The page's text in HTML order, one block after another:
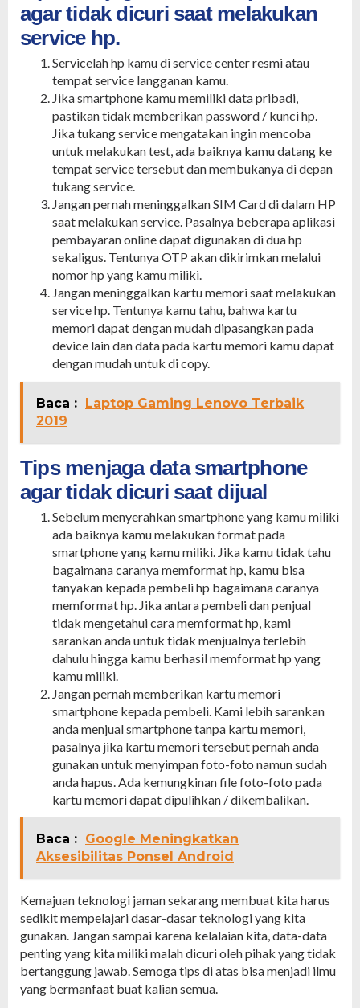
agar tidak dicuri saat melakukan
service hp.
Servicelah hp kamu di service center resmi atau
tempat service langganan kamu.
Jika smartphone kamu memiliki data pribadi,
pastikan tidak memberikan password / kunci hp.
Jika tukang service mengatakan ingin mencoba
untuk melakukan test, ada baiknya kamu datang ke
tempat service tersebut dan membukanya di depan
tukang service.
Jangan pernah meninggalkan SIM Card di dalam HP
saat melakukan service. Pasalnya beberapa aplikasi
pembayaran online dapat digunakan di dua hp
sekaligus. Tentunya OTP akan dikirimkan melalui
nomor hp yang kamu miliki.
Jangan meninggalkan kartu memori saat melakukan
service hp. Tentunya kamu tahu, bahwa kartu
memori dapat dengan mudah dipasangkan pada
device lain dan data pada kartu memori kamu dapat
dengan mudah untuk di copy.
Baca : Laptop Gaming Lenovo Terbaik
2019
Tips menjaga data smartphone
agar tidak dicuri saat dijual
Sebelum menyerahkan smartphone yang kamu miliki
ada baiknya kamu melakukan format pada
smartphone yang kamu miliki. Jika kamu tidak tahu
bagaimana caranya memformat hp, kamu bisa
tanyakan kepada pembeli hp bagaimana caranya
memformat hp. Jika antara pembeli dan penjual
tidak mengetahui cara memformat hp, kami
sarankan anda untuk tidak menjualnya terlebih
dahulu hingga kamu berhasil memformat hp yang
kamu miliki.
Jangan pernah memberikan kartu memori
smartphone kepada pembeli. Kami lebih sarankan
anda menjual smartphone tanpa kartu memori,
pasalnya jika kartu memori tersebut pernah anda
gunakan untuk menyimpan foto-foto namun sudah
anda hapus. Ada kemungkinan file foto-foto pada
kartu memori dapat dipulihkan / dikembalikan.
Baca : Google Meningkatkan
Aksesibilitas Ponsel Android
Kemajuan teknologi jaman sekarang membuat kita harus
sedikit mempelajari dasar-dasar teknologi yang kita
gunakan. Jangan sampai karena kelalaian kita, data-data
penting yang kita miliki malah dicuri oleh pihak yang tidak
bertanggung jawab. Semoga tips di atas bisa menjadi ilmu
yang bermanfaat buat kalian semua.